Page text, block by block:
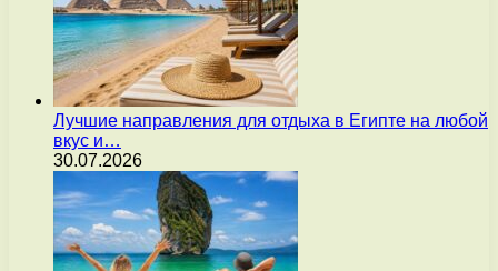
Лучшие направления для отдыха в Египте на любой
вкус и…
30.07.2026